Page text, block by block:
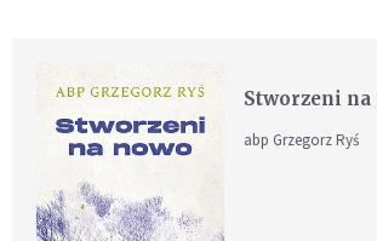
Stworzeni na
abp Grzegorz Ryś